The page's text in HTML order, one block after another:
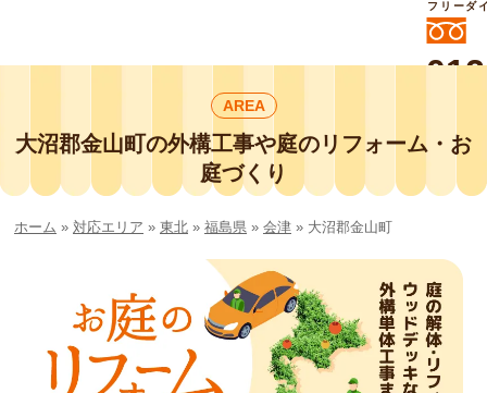
外構工事や庭リフォームは庭づくり業界
No.1チェーン店の
smileガーデンプチ庭づくり事業部にお
任せください！
フリーダ
AREA
大沼郡金山町の外構工事や庭のリフォーム・お
庭づくり
ホーム » 対応エリア » 東北 » 福島県 » 会津 » 大沼郡金山町